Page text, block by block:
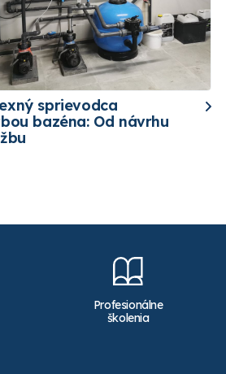
sprievodca
bazéna: Od návrhu
Profesionálne
školenia